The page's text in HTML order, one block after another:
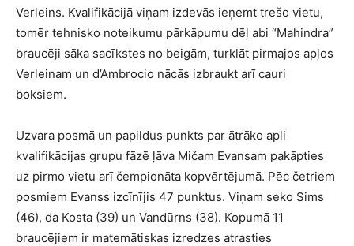
Verleins. Kvalifikācijā viņam izdevās ieņemt trešo vietu,
tomēr tehnisko noteikumu pārkāpumu dēļ abi “Mahindra”
braucēji sāka sacīkstes no beigām, turklāt pirmajos apļos
Verleinam un d’Ambrocio nācās izbraukt arī cauri
boksiem.
Uzvara posmā un papildus punkts par ātrāko apli
kvalifikācijas grupu fāzē ļāva Mičam Evansam pakāpties
uz pirmo vietu arī čempionāta kopvērtējumā. Pēc četriem
posmiem Evanss izcīnījis 47 punktus. Viņam seko Sims
(46), da Kosta (39) un Vandūrns (38). Kopumā 11
braucējiem ir matemātiskas izredzes atrasties